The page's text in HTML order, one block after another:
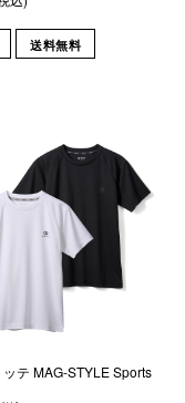
送料無料
ッテ MAG-STYLE Sports